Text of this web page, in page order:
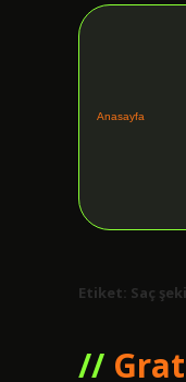
Anasayfa
Etiket: Saç